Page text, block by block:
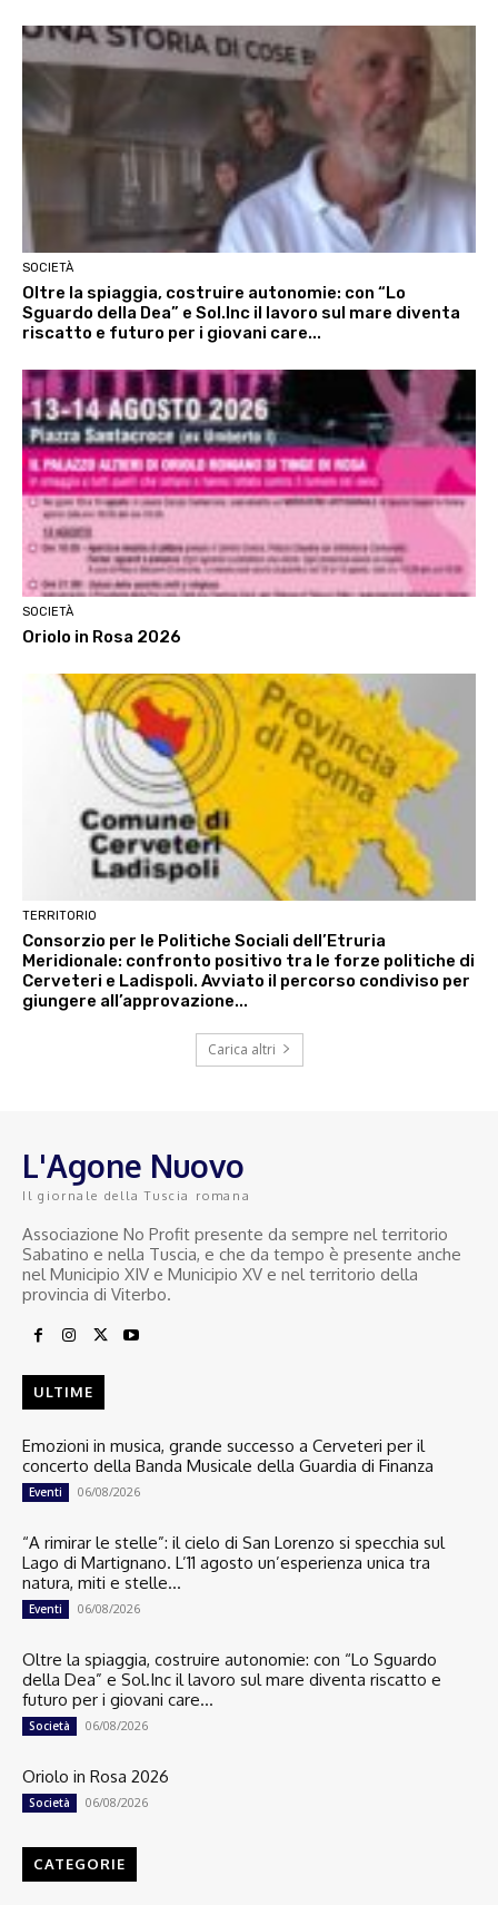
SOCIETÀ
Oltre la spiaggia, costruire autonomie: con “Lo
Sguardo della Dea” e Sol.Inc il lavoro sul mare diventa
riscatto e futuro per i giovani care...
SOCIETÀ
Oriolo in Rosa 2026
TERRITORIO
Consorzio per le Politiche Sociali dell’Etruria
Meridionale: confronto positivo tra le forze politiche di
Cerveteri e Ladispoli. Avviato il percorso condiviso per
giungere all’approvazione...
Carica altri
L'Agone Nuovo
Il giornale della Tuscia romana
Associazione No Profit presente da sempre nel territorio
Sabatino e nella Tuscia, e che da tempo è presente anche
nel Municipio XIV e Municipio XV e nel territorio della
provincia di Viterbo.
ULTIME
Emozioni in musica, grande successo a Cerveteri per il
concerto della Banda Musicale della Guardia di Finanza
Eventi 06/08/2026
“A rimirar le stelle”: il cielo di San Lorenzo si specchia sul
Lago di Martignano. L’11 agosto un’esperienza unica tra
natura, miti e stelle...
Eventi 06/08/2026
Oltre la spiaggia, costruire autonomie: con “Lo Sguardo
della Dea” e Sol.Inc il lavoro sul mare diventa riscatto e
futuro per i giovani care...
Società 06/08/2026
Oriolo in Rosa 2026
Società 06/08/2026
CATEGORIE